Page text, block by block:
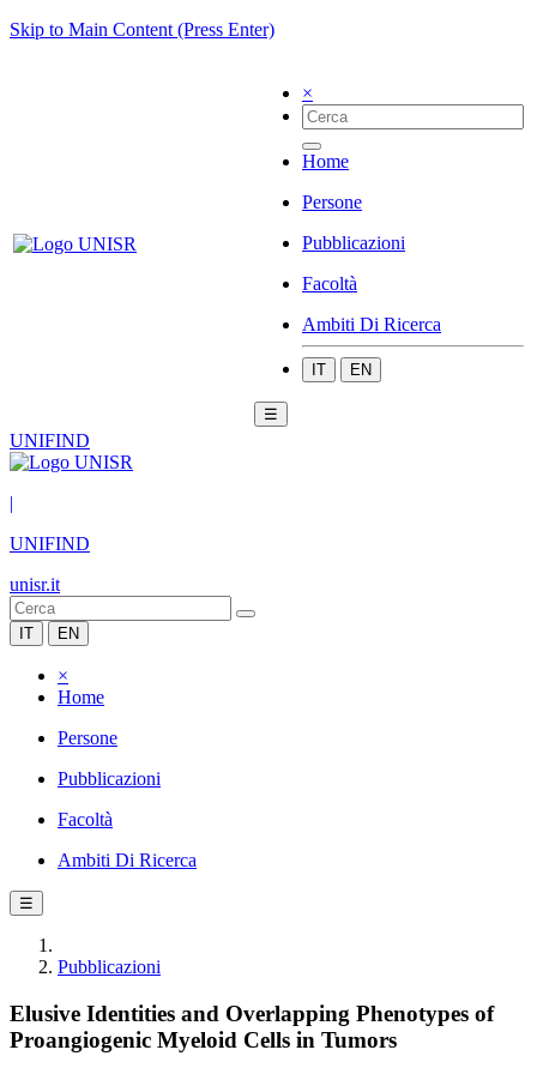
Skip to Main Content (Press Enter)
×
Home
Persone
Pubblicazioni
Facoltà
Ambiti Di Ricerca
IT EN
☰
UNIFIND
|
UNIFIND
unisr.it
IT EN
×
Home
Persone
Pubblicazioni
Facoltà
Ambiti Di Ricerca
☰
Pubblicazioni
Elusive Identities and Overlapping Phenotypes of
Proangiogenic Myeloid Cells in Tumors